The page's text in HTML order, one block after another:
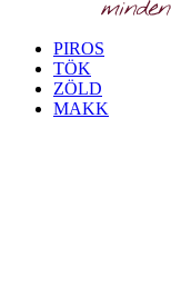
PIROS
TÖK
ZÖLD
MAKK